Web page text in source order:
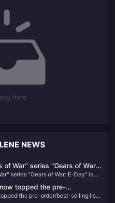
here
NEWS
of War" series "Gears of War:
series "Gears of War: E-Day" is
topped the pre-
HK store
the pre-order/best-selling list